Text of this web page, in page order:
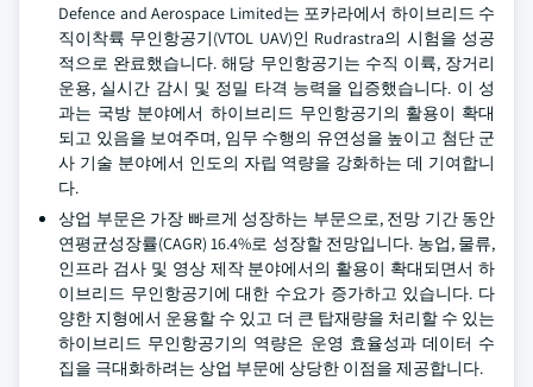
Defence and Aerospace Limited는 포카라에서 하이브리드 수
직이착륙 무인항공기(VTOL UAV)인 Rudrastra의 시험을 성공
적으로 완료했습니다. 해당 무인항공기는 수직 이륙, 장거리
운용, 실시간 감시 및 정밀 타격 능력을 입증했습니다. 이 성
과는 국방 분야에서 하이브리드 무인항공기의 활용이 확대
되고 있음을 보여주며, 임무 수행의 유연성을 높이고 첨단 군
사 기술 분야에서 인도의 자립 역량을 강화하는 데 기여합니
다.
상업 부문은 가장 빠르게 성장하는 부문으로, 전망 기간 동안
연평균성장률(CAGR) 16.4%로 성장할 전망입니다. 농업, 물류,
인프라 검사 및 영상 제작 분야에서의 활용이 확대되면서 하
이브리드 무인항공기에 대한 수요가 증가하고 있습니다. 다
양한 지형에서 운용할 수 있고 더 큰 탑재량을 처리할 수 있는
하이브리드 무인항공기의 역량은 운영 효율성과 데이터 수
집을 극대화하려는 상업 부문에 상당한 이점을 제공합니다.